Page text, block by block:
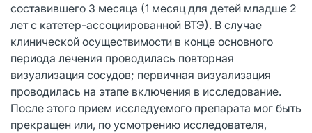
составившего 3 месяца (1 месяц для детей младше 2
лет с катетер-ассоциированной ВТЭ). В случае
клинической осуществимости в конце основного
периода лечения проводилась повторная
визуализация сосудов; первичная визуализация
проводилась на этапе включения в исследование.
После этого прием исследуемого препарата мог быть
прекращен или, по усмотрению исследователя,